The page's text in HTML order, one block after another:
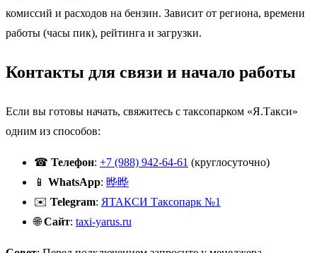
комиссий и расходов на бензин. Зависит от региона, времени
работы (часы пик), рейтинга и загрузки.
Контакты для связи и начало работы
Если вы готовы начать, свяжитесь с таксопарком «Я.Такси»
одним из способов:
☎ Телефон: +7 (988) 942-64-61 (круглосуточно)
📱 WhatsApp: 晔晔
✉️ Telegram: ЯТАКСИ Таксопарк №1
🌐Сайт: taxi-yarus.ru